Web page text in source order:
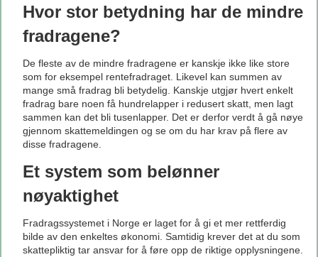
Hvor stor betydning har de mindre
fradragene?
De fleste av de mindre fradragene er kanskje ikke like store
som for eksempel rentefradraget. Likevel kan summen av
mange små fradrag bli betydelig. Kanskje utgjør hvert enkelt
fradrag bare noen få hundrelapper i redusert skatt, men lagt
sammen kan det bli tusenlapper. Det er derfor verdt å gå nøye
gjennom skattemeldingen og se om du har krav på flere av
disse fradragene.
Et system som belønner
nøyaktighet
Fradragssystemet i Norge er laget for å gi et mer rettferdig
bilde av den enkeltes økonomi. Samtidig krever det at du som
skattepliktig tar ansvar for å føre opp de riktige opplysningene.